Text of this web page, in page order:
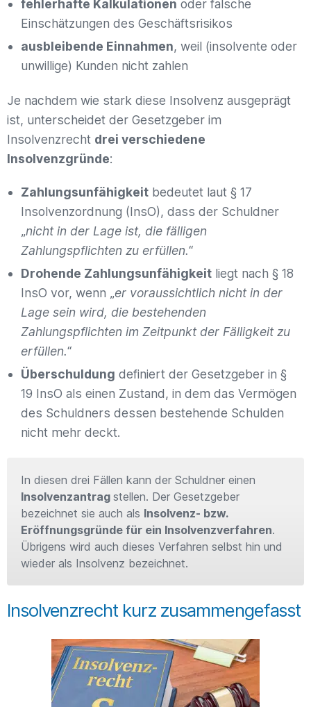
fehlerhafte Kalkulationen oder falsche
Einschätzungen des Geschäftsrisikos
ausbleibende Einnahmen, weil (insolvente oder
unwillige) Kunden nicht zahlen
Je nachdem wie stark diese Insolvenz ausgeprägt
ist, unterscheidet der Gesetzgeber im
Insolvenzrecht drei verschiedene
Insolvenzgründe:
Zahlungsunfähigkeit bedeutet laut § 17
Insolvenzordnung (InsO), dass der Schuldner
„nicht in der Lage ist, die fälligen
Zahlungspflichten zu erfüllen.“
Drohende Zahlungsunfähigkeit liegt nach § 18
InsO vor, wenn „er voraussichtlich nicht in der
Lage sein wird, die bestehenden
Zahlungspflichten im Zeitpunkt der Fälligkeit zu
erfüllen.“
Überschuldung definiert der Gesetzgeber in §
19 InsO als einen Zustand, in dem das Vermögen
des Schuldners dessen bestehende Schulden
nicht mehr deckt.
In diesen drei Fällen kann der Schuldner einen
Insolvenzantrag stellen. Der Gesetzgeber
bezeichnet sie auch als Insolvenz- bzw.
Eröffnungsgründe für ein Insolvenzverfahren.
Übrigens wird auch dieses Verfahren selbst hin und
wieder als Insolvenz bezeichnet.
Insolvenzrecht kurz zusammengefasst